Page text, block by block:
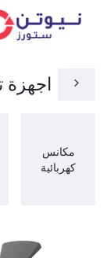
اجهزة
مكانس
كهربائية